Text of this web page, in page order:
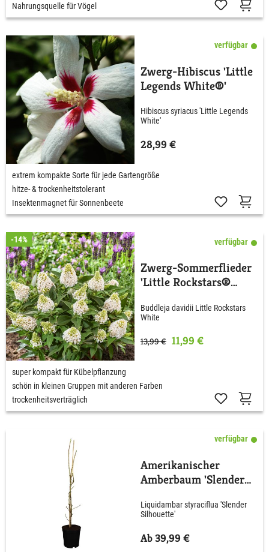
Nahrungsquelle für Vögel
verfügbar
Zwerg-Hibiscus 'Little
Legends White®'
Hibiscus syriacus 'Little Legends
White'
28,99 €
extrem kompakte Sorte für jede Gartengröße
hitze- & trockenheitstolerant
Insektenmagnet für Sonnenbeete
-14% verfügbar
Zwerg-Sommerflieder
'Little Rockstars®
Buddleja davidii Little Rockstars
White
13,99 € 11,99 €
super kompakt für Kübelpflanzung
schön in kleinen Gruppen mit anderen Farben
trockenheitsverträglich
verfügbar
Amerikanischer
Amberbaum 'Slender
Liquidambar styraciflua 'Slender
Silhouette'
Ab 39,99 €